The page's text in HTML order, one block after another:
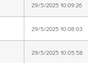
29/5/2025 10:09:26
29/5/2025 10:08:03
29/5/2025 10:05:58